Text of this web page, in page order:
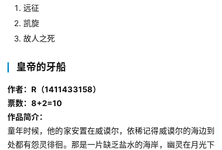
远征
凯旋
故人之死
皇帝的牙船
作者：R（1411433158）
票数：8+2=10
作品简介：
童年时候，他的家安置在威谟尔，依稀记得威谟尔的海边到
处都有怨灵徘徊。那是一片缺乏盐水的海岸，幽灵在月光下